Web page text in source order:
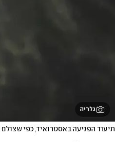
גלריה
תיעוד הפגיעה באסטרואיד, כפי שצולם